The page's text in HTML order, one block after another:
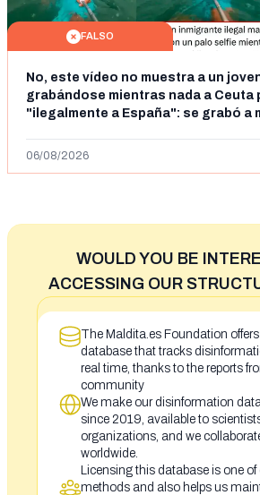
FALSO
No, este vídeo no muestra a un
grabándose mientras nada a Ceuta
"ilegalmente a España": se grabó a
06/08/2026
WOULD YOU BE
ACCESSING OUR
The Maldita.es Foundation
database that tracks
real time, thanks to the reports
community
We make our disinformation
since 2019, available to
organizations, and we
worldwide.
Licensing this database is one
methods and also helps us